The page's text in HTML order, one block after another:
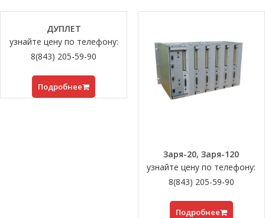
ДУПЛЕТ
узнайте цену по телефону:
8(843) 205-59-90
Подробнее
Заря-20, Заря-120
узнайте цену по телефону:
8(843) 205-59-90
Подробнее